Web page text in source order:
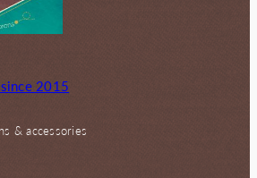
2015
& accessories